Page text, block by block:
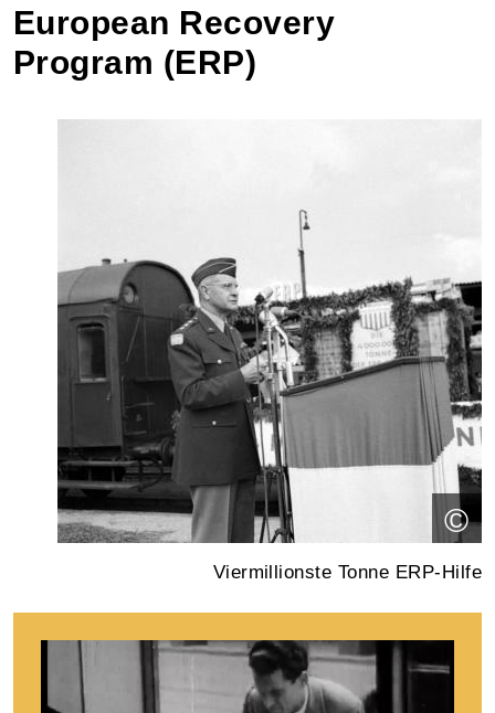
European Recovery
Program (ERP)
©
Viermillionste Tonne ERP-Hilfe